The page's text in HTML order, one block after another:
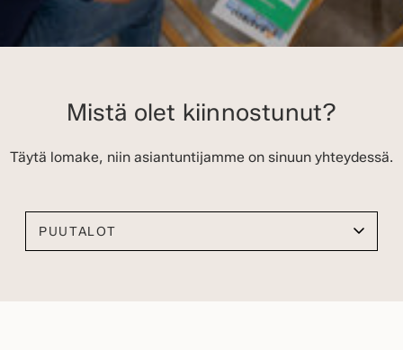
Mistä olet kiinnostunut?
Täytä lomake, niin asiantuntijamme on sinuun yhteydessä.